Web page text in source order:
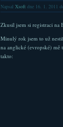
Napsal Xsoftdne 16. 1. 2011
Zkusil jsem si registraci na
Minulý rok jsem to už
na anglické (evropské) mě
takto: